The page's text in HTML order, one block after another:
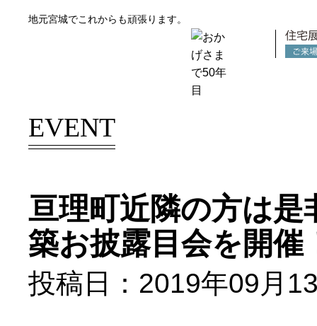
地元宮城でこれからも頑張ります。
スモリの家
EVENT
亘理町近隣の方は是
築お披露目会を開催
投稿日：2019年09月